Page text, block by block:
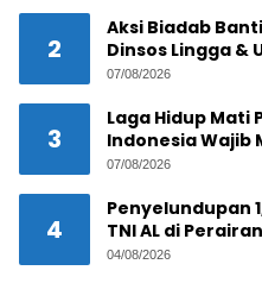
2
Aksi Biadab
Dinsos Lingga &
Lacak Pelaku
07/08/2026
3
Laga Hidup Mati
Indonesia Wajib
Demi Tiket
07/08/2026
4
Penyelundupan
TNI AL di
Melibatkan
04/08/2026